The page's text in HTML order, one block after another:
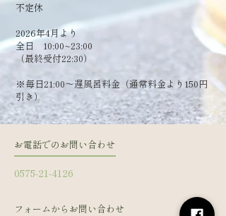
​不定休
2026年4月より
全日 10:00~23:00
（最終受付22:30）
​※毎日21:00～遅風呂料金（通常料金より150円
引き）
お電話でのお問い合わせ
0575-21-4126
フォームからお問い合わせ